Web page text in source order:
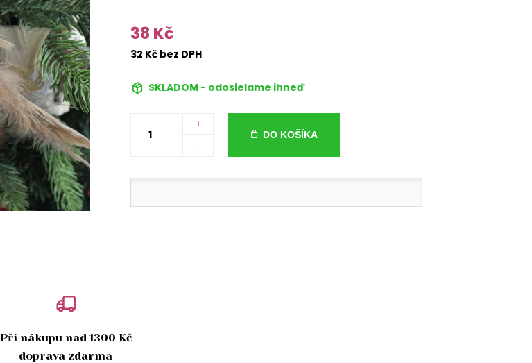
38 Kč
32 Kč bez DPH
SKLADOM - odosielame ihneď
+
-
DO KOŠÍKA
Při nákupu nad 1300 Kč
doprava zdarma